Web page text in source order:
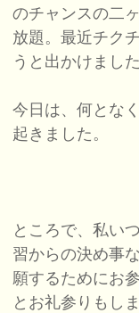
のチャンスの二
放題。最近チク
うと出かけました
今日は、何とな
起きました。
ところで、私い
習からの決め事
願するためにお
とお礼参りもし